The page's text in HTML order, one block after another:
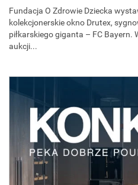
Fundacja O Zdrowie Dziecka
kolekcjonerskie okno Drutex,
piłkarskiego giganta – FC Bayern.
aukcji...